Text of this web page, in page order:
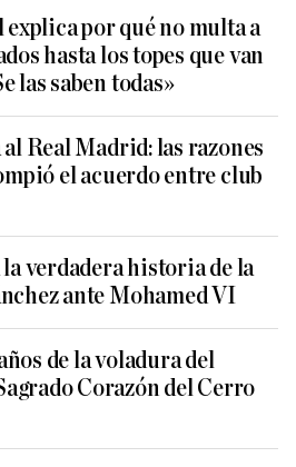
por qué no multa a
hasta los topes que van
las saben todas»
Real Madrid: las razones
el acuerdo entre club
verdadera historia de la
ante Mohamed VI
de la voladura del
Corazón del Cerro